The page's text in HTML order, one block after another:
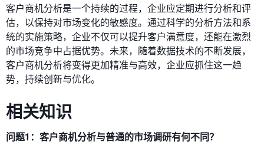
客户商机分析是一个持续的过程，企业应定期进行分析和评
估，以保持对市场变化的敏感度。通过科学的分析方法和系
统的实施策略，企业不仅可以提升客户满意度，还能在激烈
的市场竞争中占据优势。未来，随着数据技术的不断发展，
客户商机分析将变得更加精准与高效，企业应抓住这一趋
势，持续创新与优化。
相关知识
问题1：客户商机分析与普通的市场调研有何不同？